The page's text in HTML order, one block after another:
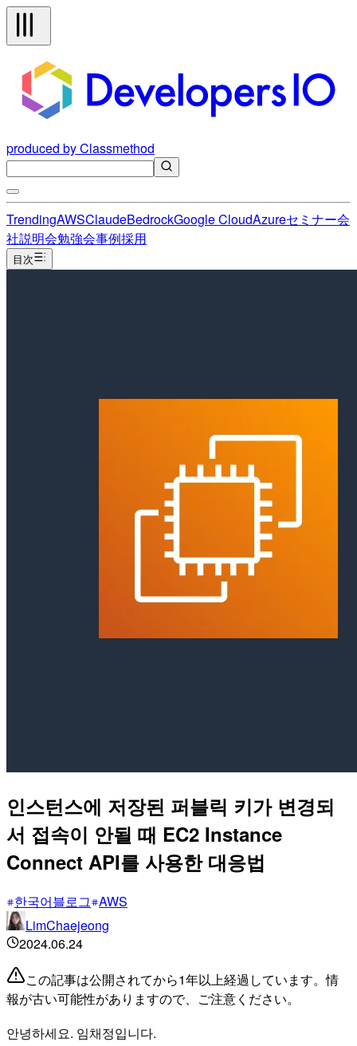
produced by Classmethod
TrendingAWSClaudeBedrockGoogle CloudAzureセミナー会
社説明会勉強会事例採用
目次
인스턴스에 저장된 퍼블릭 키가 변경되
서 접속이 안될 때 EC2 Instance
Connect API를 사용한 대응법
한국어블로그 AWS
LimChaejeong
2024.06.24
この記事は公開されてから1年以上経過しています。情
報が古い可能性がありますので、ご注意ください。
안녕하세요. 임채정입니다.